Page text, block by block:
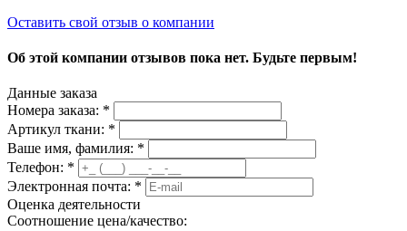
Оставить свой отзыв о компании
Об этой компании отзывов пока нет. Будьте первым!
Данные заказа
Номера заказа: *
Артикул ткани: *
Ваше имя, фамилия: *
Телефон: *
Электронная почта: *
Оценка деятельности
Соотношение цена/качество: